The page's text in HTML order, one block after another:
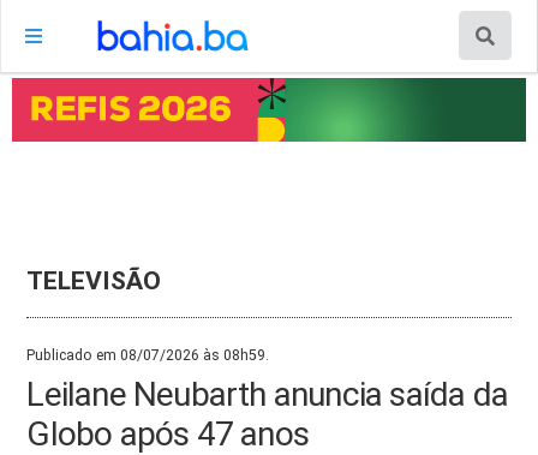
TELEVISÃO
Publicado em 08/07/2026 às 08h59.
Leilane Neubarth anuncia saída da
Globo após 47 anos